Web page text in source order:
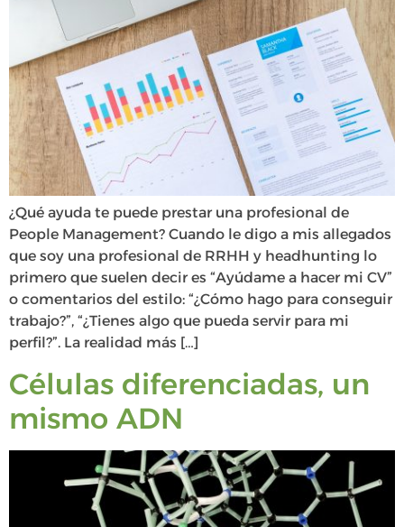
¿Qué ayuda te puede prestar una profesional de
People Management? Cuando le digo a mis allegados
que soy una profesional de RRHH y headhunting lo
primero que suelen decir es “Ayúdame a hacer mi CV”
o comentarios del estilo: “¿Cómo hago para conseguir
trabajo?”, “¿Tienes algo que pueda servir para mi
perfil?”. La realidad más […]
Células diferenciadas, un
mismo ADN